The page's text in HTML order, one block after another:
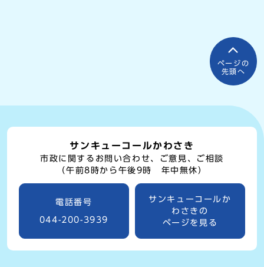
ページの
先頭へ
サンキューコールかわさき
市政に関するお問い合わせ、ご意見、ご相談
（午前8時から午後9時 年中無休）
電話番号
044-200-3939
サンキューコールか
わさきの
ページを見る